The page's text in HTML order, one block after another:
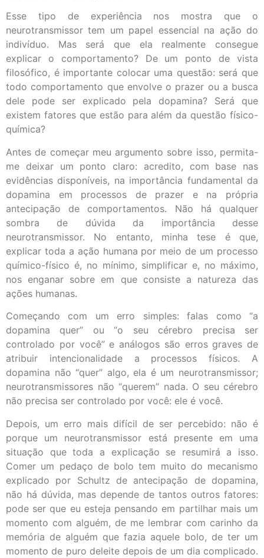
Esse tipo de experiência nos mostra que o
neurotransmissor tem um papel essencial na ação do
indivíduo. Mas será que ela realmente consegue
explicar o comportamento? De um ponto de vista
filosófico, é importante colocar uma questão: será que
todo comportamento que envolve o prazer ou a busca
dele pode ser explicado pela dopamina? Será que
existem fatores que estão para além da questão físico-
química?
Antes de começar meu argumento sobre isso, permita-
me deixar um ponto claro: acredito, com base nas
evidências disponíveis, na importância fundamental da
dopamina em processos de prazer e na própria
antecipação de comportamentos. Não há qualquer
sombra de dúvida da importância desse
neurotransmissor. No entanto, minha tese é que,
explicar toda a ação humana por meio de um processo
químico-físico é, no mínimo, simplificar e, no máximo,
nos enganar sobre em que consiste a natureza das
ações humanas.
Começando com um erro simples: falas como “a
dopamina quer” ou “o seu cérebro precisa ser
controlado por você” e análogos são erros graves de
atribuir intencionalidade a processos físicos. A
dopamina não “quer” algo, ela é um neurotransmissor;
neurotransmissores não “querem” nada. O seu cérebro
não precisa ser controlado por você: ele é você.
Depois, um erro mais difícil de ser percebido: não é
porque um neurotransmissor está presente em uma
situação que toda a explicação se resumirá a isso.
Comer um pedaço de bolo tem muito do mecanismo
explicado por Schultz de antecipação de dopamina,
não há dúvida, mas depende de tantos outros fatores:
pode ser que eu esteja pensando em partilhar mais um
momento com alguém, de me lembrar com carinho da
memória de alguém que fazia aquele bolo, de ter um
momento de puro deleite depois de um dia complicado.